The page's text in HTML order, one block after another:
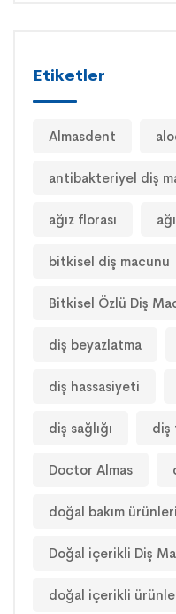
Etiketler
Almasdent
antibakteriyel diş
ağız florası
bitkisel diş macunu
Bitkisel Özlü Diş
diş beyazlatma
diş hassasiyeti
diş sağlığı diş
Doctor Almas
doğal bakım ürünleri
Doğal içerikli Diş
doğal içerikli